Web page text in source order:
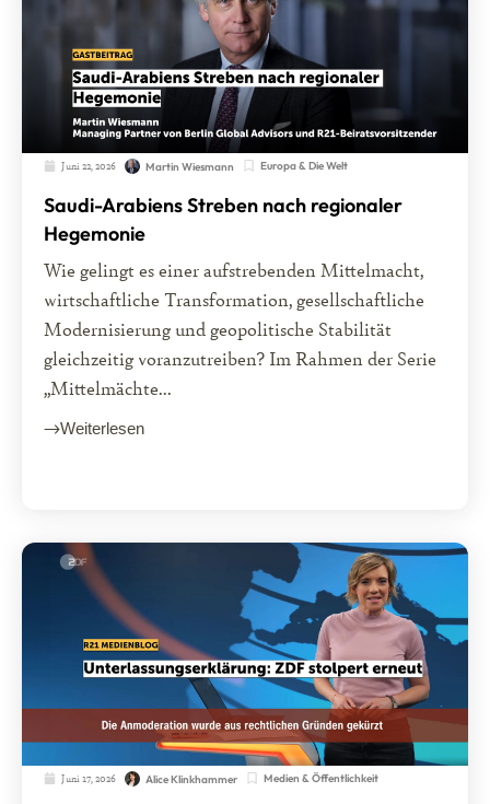
Juni 22, 2026 Martin Wiesmann Europa & Die Welt
Saudi-Arabiens Streben nach regionaler
Hegemonie
Wie gelingt es einer aufstrebenden Mittelmacht,
wirtschaftliche Transformation, gesellschaftliche
Modernisierung und geopolitische Stabilität
gleichzeitig voranzutreiben? Im Rahmen der Serie
„Mittelmächte...
Weiterlesen
Juni 17, 2026 Alice Klinkhammer Medien & Öffentlichkeit